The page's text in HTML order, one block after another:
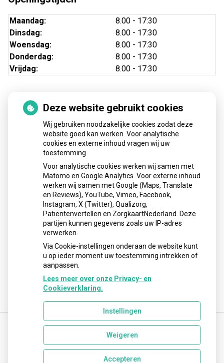
Maandag:
8.00 - 17:30
Dinsdag:
8.00 - 17:30
Woensdag:
8.00 - 17:30
Donderdag:
8.00 - 17:30
Vrijdag:
8.00 - 17:30
Nieuws
Sinds huisartsen afslankmedicijnen mogen voorschrijven,
neemt gebruik toe
Schurft sinds corona geen vergeten ziekte meer: aantal
uitbraken fors gestegen
Stoppen met afslankmedicijnen betekent zonder
leefstijlaanpassingen weer gewichtstoename
Kookadvies drinkwater in provincie Utrecht vanwege
besmetting
Terugroepactie babyvoeding Nestlé: bacterie kan baby’s
ziek maken
Uw Zorg Online |Beheer
info@lisseseapotheek.nl
Deze website gebruikt cookies
Wij gebruiken noodzakelijke cookies zodat deze
website goed kan werken. Voor analytische
cookies en externe inhoud vragen wij uw
toestemming.
Voor analytische cookies werken wij samen met
Matomo en Google Analytics. Voor externe inhoud
werken wij samen met Google (Maps, Translate
en Reviews), YouTube, Vimeo, Facebook,
Instagram, X (Twitter), Qualizorg,
Patiëntenvertellen en ZorgkaartNederland. Deze
partijen kunnen gegevens zoals uw IP-adres
verwerken.
Via Cookie-instellingen onderaan de website kunt
u op ieder moment uw toestemming intrekken of
aanpassen.
Lees meer over onze Privacy- en
Cookieverklaring.
Instellingen
Weigeren
Accepteren